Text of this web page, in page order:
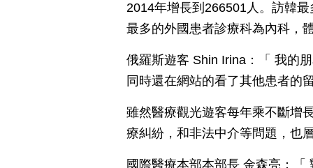
2014年增長到266501人。訪韓
最多的外國患者診療科為內科，
俄羅斯遊客 Shin Irina：「 我的
同時還在網站的看了其他患者的
雖然醫療觀光遊客每年乘不斷增
療糾紛，和非法中介等問題，也
國際醫療本部本部長 金森亮：